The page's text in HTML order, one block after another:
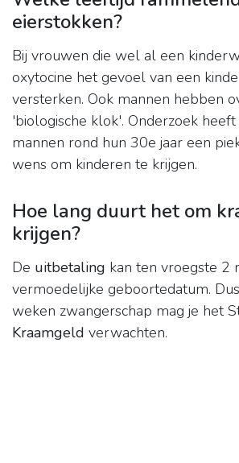
eierstokken?
Bij vrouwen die wel al een
oxytocine het gevoel van een
versterken. Ook mannen hebben
'biologische klok'. Onderzoek
mannen rond hun 30e jaar een
wens om kinderen te krijgen.
Hoe lang duurt het om
krijgen?
De uitbetaling kan ten vroegste 2
vermoedelijke geboortedatum.
weken zwangerschap mag je het
Kraamgeld verwachten.